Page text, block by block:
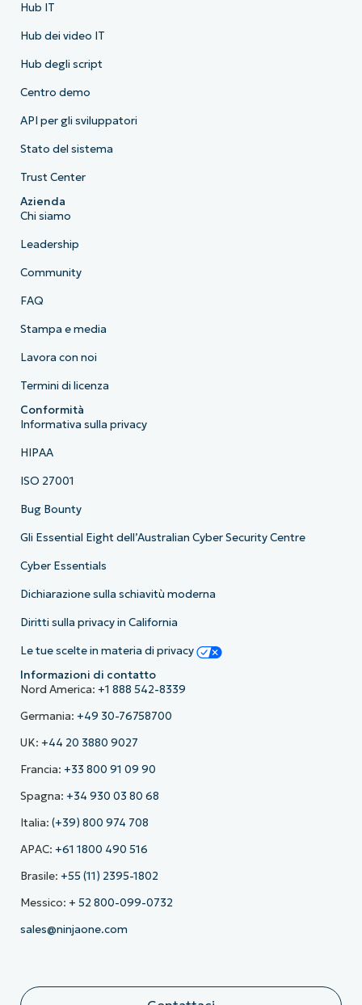
Hub IT
Hub dei video IT
Hub degli script
Centro demo
API per gli sviluppatori
Stato del sistema
Trust Center
Azienda
Chi siamo
Leadership
Community
FAQ
Stampa e media
Lavora con noi
Termini di licenza
Conformità
Informativa sulla privacy
HIPAA
ISO 27001
Bug Bounty
Gli Essential Eight dell’Australian Cyber Security Centre
Cyber Essentials
Dichiarazione sulla schiavitù moderna
Diritti sulla privacy in California
Le tue scelte in materia di privacy
Informazioni di contatto
Nord America: +1 888 542-8339
Germania: +49 30-76758700
UK: +44 20 3880 9027
Francia: +33 800 91 09 90
Spagna: +34 930 03 80 68
Italia: (+39) 800 974 708
APAC: +61 1800 490 516
Brasile: +55 (11) 2395-1802
Messico: + 52 800-099-0732
sales@ninjaone.com